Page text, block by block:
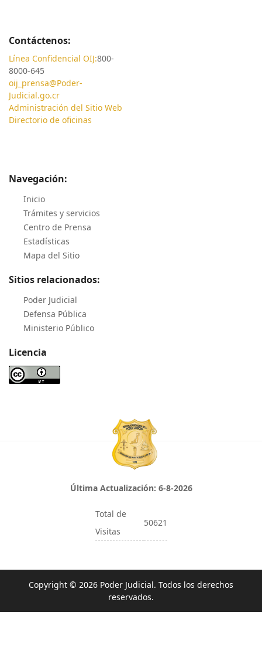
Contáctenos:
Línea Confidencial OIJ:800-
8000-645
oij_prensa@Poder-
Judicial.go.cr
Administración del Sitio Web
Directorio de oficinas
Navegación:
Inicio
Trámites y servicios
Centro de Prensa
Estadísticas
Mapa del Sitio
Sitios relacionados:
Poder Judicial
Defensa Pública
Ministerio Público
Licencia
Última Actualización: 6-8-2026
Total de
Visitas
50621
Copyright © 2026 Poder Judicial. Todos los derechos
reservados.